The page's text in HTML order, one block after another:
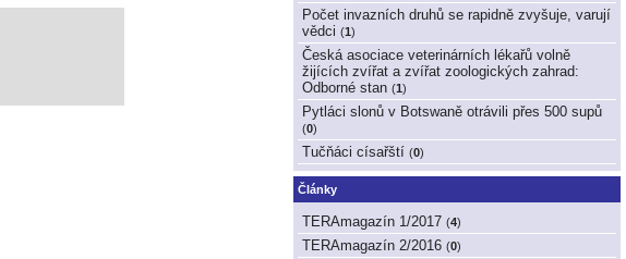
Počet invazních druhů se rapidně zvyšuje, varují
vědci (1)
Česká asociace veterinárních lékařů volně
žijících zvířat a zvířat zoologických zahrad:
Odborné stan (1)
Pytláci slonů v Botswaně otrávili přes 500 supů
(0)
Tučňáci císařští (0)
Články
TERAmagazín 1/2017 (4)
TERAmagazín 2/2016 (0)